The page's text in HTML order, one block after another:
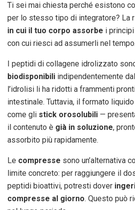
Ti sei mai chiesta perché esistono
per lo stesso tipo di integratore? La
in cui il tuo corpo assorbe i
con cui riesci ad assumerli nel tempo.
I peptidi di collagene idrolizzato
biodisponibili indipendentemente
l’idrolisi li ha ridotti a frammenti
intestinale. Tuttavia, il formato
come gli stick orosolubili —
il contenuto è già in soluzione,
assorbito più rapidamente.
Le compresse sono un’alternativa
limite concreto: per raggiungere il
peptidi bioattivi, potresti dover
compresse al giorno. Questo può